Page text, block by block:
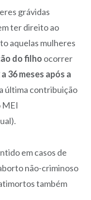
grávidas
ter direito ao
aquelas mulheres
do filho ocorrer
a 36 meses após a
última contribuição
MEI
em casos de
não-criminoso
também